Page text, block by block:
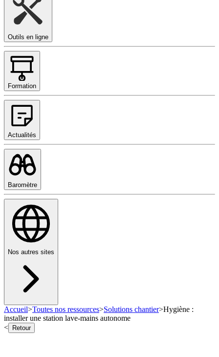
Outils en ligne
Formation
Actualités
Baromètre
Nos autres sites
Accueil>Toutes nos ressources>Solutions chantier>Hygiène :
installer une station lave-mains autonome
<
Retour